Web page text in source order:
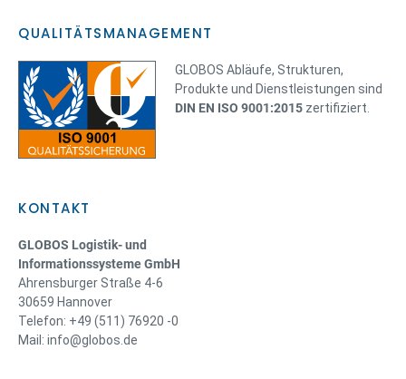
QUALITÄTSMANAGEMENT
GLOBOS Abläufe, Strukturen,
Produkte und Dienstleistungen sind
DIN EN ISO 9001:2015 zertifiziert.
KONTAKT
GLOBOS Logistik- und
Informationssysteme GmbH
Ahrensburger Straße 4-6
30659 Hannover
Telefon: +49 (511) 76920 -0
Mail: info@globos.de